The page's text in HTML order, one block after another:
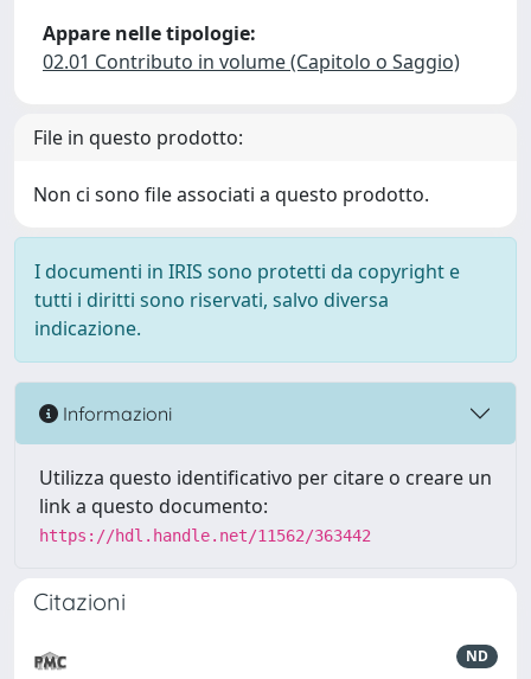
Appare nelle tipologie:
02.01 Contributo in volume (Capitolo o Saggio)
File in questo prodotto:
Non ci sono file associati a questo prodotto.
I documenti in IRIS sono protetti da copyright e
tutti i diritti sono riservati, salvo diversa
indicazione.
Informazioni
Utilizza questo identificativo per citare o creare un
link a questo documento:
https://hdl.handle.net/11562/363442
Citazioni
ND